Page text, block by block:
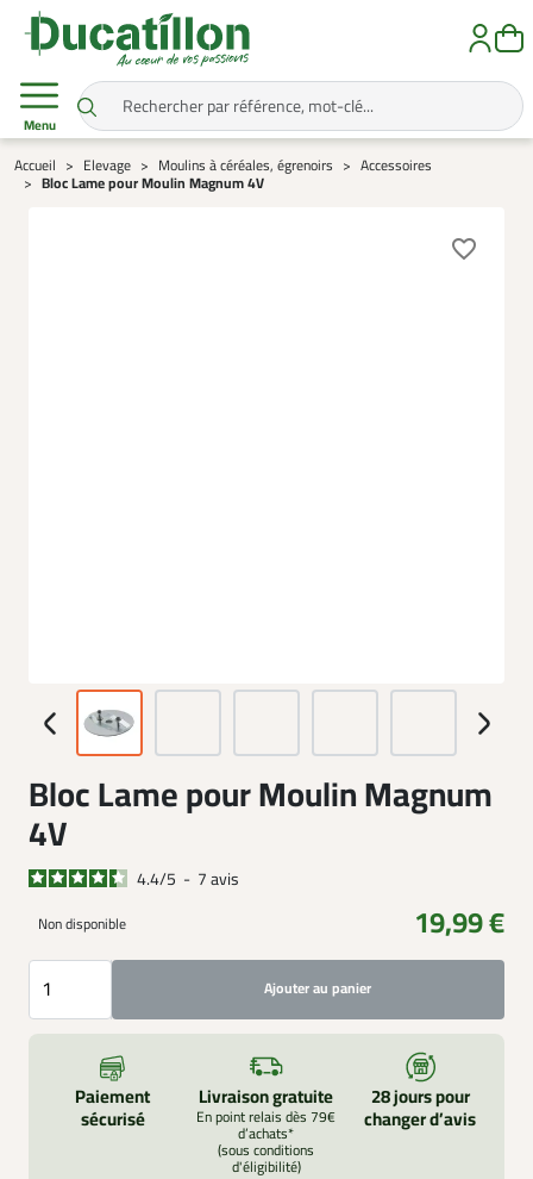
Menu
Accueil Elevage Moulins à céréales, égrenoirs Accessoires
Bloc Lame pour Moulin Magnum 4V
favorite_border
Bloc Lame pour Moulin Magnum
4V
4.4/5 - 7avis
Non disponible 19,99 €
Ajouter au panier
Paiement
sécurisé
Livraison gratuite
En point relais dès 79€
d’achats*
(sous conditions
d'éligibilité)
28 jours pour
changer d’avis